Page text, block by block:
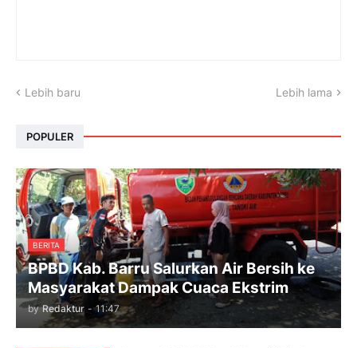
Lebih baru Lebih lama
POPULER
BERITA
BPBD Kab. Barru Salurkan Air Bersih ke
Masyarakat Dampak Cuaca Ekstrim
by Redaktur - 11:47